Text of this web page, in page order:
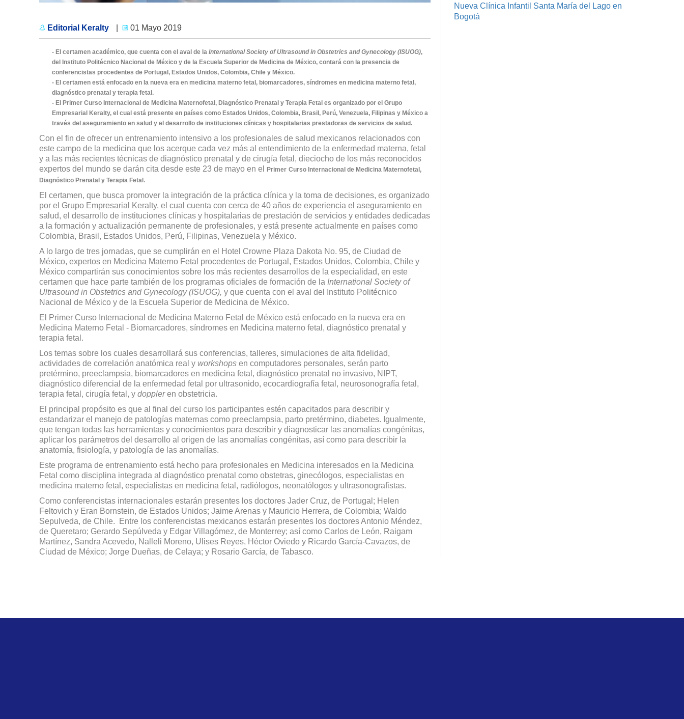
Editorial Keralty 01 Mayo 2019
- El certamen académico, que cuenta con el aval de la International Society of Ultrasound in Obstetrics and Gynecology (ISUOG),
del Instituto Politécnico Nacional de México y de la Escuela Superior de Medicina de México, contará con la presencia de
conferencistas procedentes de Portugal, Estados Unidos, Colombia, Chile y México.
- El certamen está enfocado en la nueva era en medicina materno fetal, biomarcadores, síndromes en medicina materno fetal,
diagnóstico prenatal y terapia fetal.
- El Primer Curso Internacional de Medicina Maternofetal, Diagnóstico Prenatal y Terapia Fetal es organizado por el Grupo
Empresarial Keralty, el cual está presente en países como Estados Unidos, Colombia, Brasil, Perú, Venezuela, Filipinas y México a
través del aseguramiento en salud y el desarrollo de instituciones clínicas y hospitalarias prestadoras de servicios de salud.
Con el fin de ofrecer un entrenamiento intensivo a los profesionales de salud mexicanos relacionados con
este campo de la medicina que los acerque cada vez más al entendimiento de la enfermedad materna, fetal
y a las más recientes técnicas de diagnóstico prenatal y de cirugía fetal, dieciocho de los más reconocidos
expertos del mundo se darán cita desde este 23 de mayo en el
Primer Curso Internacional de Medicina Maternofetal,
Diagnóstico Prenatal y Terapia Fetal.
El certamen, que busca promover la integración de la práctica clínica y la toma de decisiones, es organizado
por el Grupo Empresarial Keralty, el cual cuenta con cerca de 40 años de experiencia el aseguramiento en
salud, el desarrollo de instituciones clínicas y hospitalarias de prestación de servicios y entidades dedicadas
a la formación y actualización permanente de profesionales, y está presente actualmente en países como
Colombia, Brasil, Estados Unidos, Perú, Filipinas, Venezuela y México.
A lo largo de tres jornadas, que se cumplirán en el Hotel Crowne Plaza Dakota No. 95, de Ciudad de
México, expertos en Medicina Materno Fetal procedentes de Portugal, Estados Unidos, Colombia, Chile y
México compartirán sus conocimientos sobre los más recientes desarrollos de la especialidad, en este
certamen que hace parte también de los programas oficiales de formación de la International Society of
Ultrasound in Obstetrics and Gynecology (ISUOG), y que cuenta con el aval del Instituto Politécnico
Nacional de México y de la Escuela Superior de Medicina de México.
El Primer Curso Internacional de Medicina Materno Fetal de México está enfocado en la nueva era en
Medicina Materno Fetal - Biomarcadores, síndromes en Medicina materno fetal, diagnóstico prenatal y
terapia fetal.
Los temas sobre los cuales desarrollará sus conferencias, talleres, simulaciones de alta fidelidad,
actividades de correlación anatómica real y workshopsen computadores personales, serán parto
pretérmino, preeclampsia, biomarcadores en medicina fetal, diagnóstico prenatal no invasivo, NIPT,
diagnóstico diferencial de la enfermedad fetal por ultrasonido, ecocardiografía fetal, neurosonografía fetal,
terapia fetal, cirugía fetal, y doppleren obstetricia.
El principal propósito es que al final del curso los participantes estén capacitados para describir y
estandarizar el manejo de patologías maternas como preeclampsia, parto pretérmino, diabetes. Igualmente,
que tengan todas las herramientas y conocimientos para describir y diagnosticar las anomalías congénitas,
aplicar los parámetros del desarrollo al origen de las anomalías congénitas, así como para describir la
anatomía, fisiología, y patología de las anomalías.
Este programa de entrenamiento está hecho para profesionales en Medicina interesados en la Medicina
Fetal como disciplina integrada al diagnóstico prenatal como obstetras, ginecólogos, especialistas en
medicina materno fetal, especialistas en medicina fetal, radiólogos, neonatólogos y ultrasonografistas.
Como conferencistas internacionales estarán presentes los doctores Jader Cruz, de Portugal; Helen
Feltovich y Eran Bornstein, de Estados Unidos; Jaime Arenas y Mauricio Herrera, de Colombia; Waldo
Sepulveda, de Chile. Entre los conferencistas mexicanos estarán presentes los doctores Antonio Méndez,
de Queretaro; Gerardo Sepúlveda y Edgar Villagómez, de Monterrey; así como Carlos de León, Raigam
Martínez, Sandra Acevedo, Nalleli Moreno, Ulises Reyes, Héctor Oviedo y Ricardo García-Cavazos, de
Ciudad de México; Jorge Dueñas, de Celaya; y Rosario García, de Tabasco.
Nueva Clínica Infantil Santa María del Lago en
Bogotá